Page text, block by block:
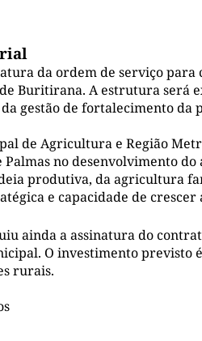
da ordem de serviço
Buritirana. A estrutura será
gestão de fortalecimento
de Agricultura e Região
no desenvolvimento
produtiva, da agricultura
e capacidade de
ainda a assinatura do
O investimento previsto
rurais.